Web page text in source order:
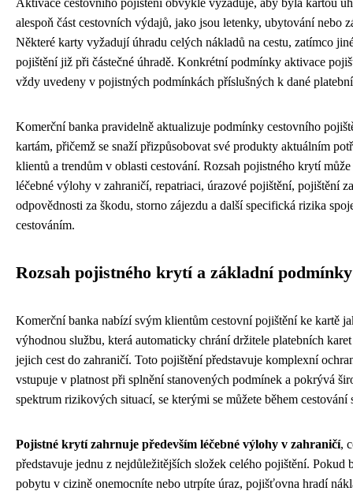
Aktivace cestovního pojištění obvykle vyžaduje, aby byla kartou
alespoň část cestovních výdajů, jako jsou letenky, ubytování nebo
Některé karty vyžadují úhradu celých nákladů na cestu, zatímco
pojištění již při částečné úhradě. Konkrétní podmínky aktivace
vždy uvedeny v pojistných podmínkách příslušných k dané
Komerční banka pravidelně aktualizuje podmínky cestovního
kartám, přičemž se snaží přizpůsobovat své produkty aktuálním
klientů a trendům v oblasti cestování. Rozsah pojistného krytí
léčebné výlohy v zahraničí, repatriaci, úrazové pojištění, pojištění
odpovědnosti za škodu, storno zájezdu a další specifická rizika
cestováním.
Rozsah pojistného krytí a základní podmínky
Komerční banka nabízí svým klientům cestovní pojištění ke kartě
výhodnou službu, která automaticky chrání držitele platebních karet
jejich cest do zahraničí. Toto pojištění představuje komplexní
vstupuje v platnost při splnění stanovených podmínek a pokrývá
spektrum rizikových situací, se kterými se můžete během cestování
Pojistné krytí zahrnuje především léčebné výlohy v zahraničí,
představuje jednu z nejdůležitějších složek celého pojištění. Pokud
pobytu v cizině onemocníte nebo utrpíte úraz, pojišťovna hradí